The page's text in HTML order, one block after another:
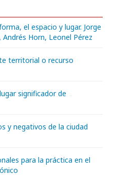
el espacio y lugar. Jorge
Horn, Leonel Pérez
territorial o recurso
significador de
y negativos de la ciudad
para la práctica en el